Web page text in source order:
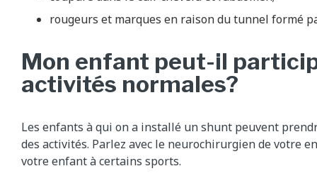
rougeurs et marques en raison du tunnel formé
Mon enfant peut-il
activités normales?
Les enfants à qui on a installé un shunt peuvent
des activités. Parlez avec le neurochirurgien de votre
votre enfant à certains sports.